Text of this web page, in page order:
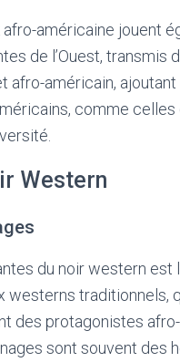
américaine jouent
de l’Ouest, transmis
américain, ajoutant
comme
Western
du noir western
westerns traditionnels,
des protagonistes
sont souvent des